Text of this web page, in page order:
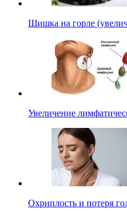
Шишка на горле
Увеличение
Охриплость и потеря